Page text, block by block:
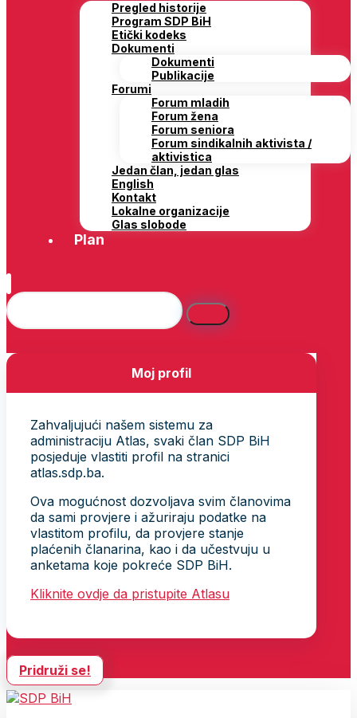
Pregled historije
Program SDP BiH
Etički kodeks
Dokumenti
Dokumenti
Publikacije
Forumi
Forum mladih
Forum žena
Forum seniora
Forum sindikalnih aktivista /
aktivistica
Jedan član, jedan glas
English
Kontakt
Lokalne organizacije
Glas slobode
Plan
Moj profil
Zahvaljujući našem sistemu za
administraciju Atlas, svaki član SDP BiH
posjeduje vlastiti profil na stranici
atlas.sdp.ba.
Ova mogućnost dozvoljava svim članovima
da sami provjere i ažuriraju podatke na
vlastitom profilu, da provjere stanje
plaćenih članarina, kao i da učestvuju u
anketama koje pokreće SDP BiH.
Kliknite ovdje da pristupite Atlasu
Pridruži se!